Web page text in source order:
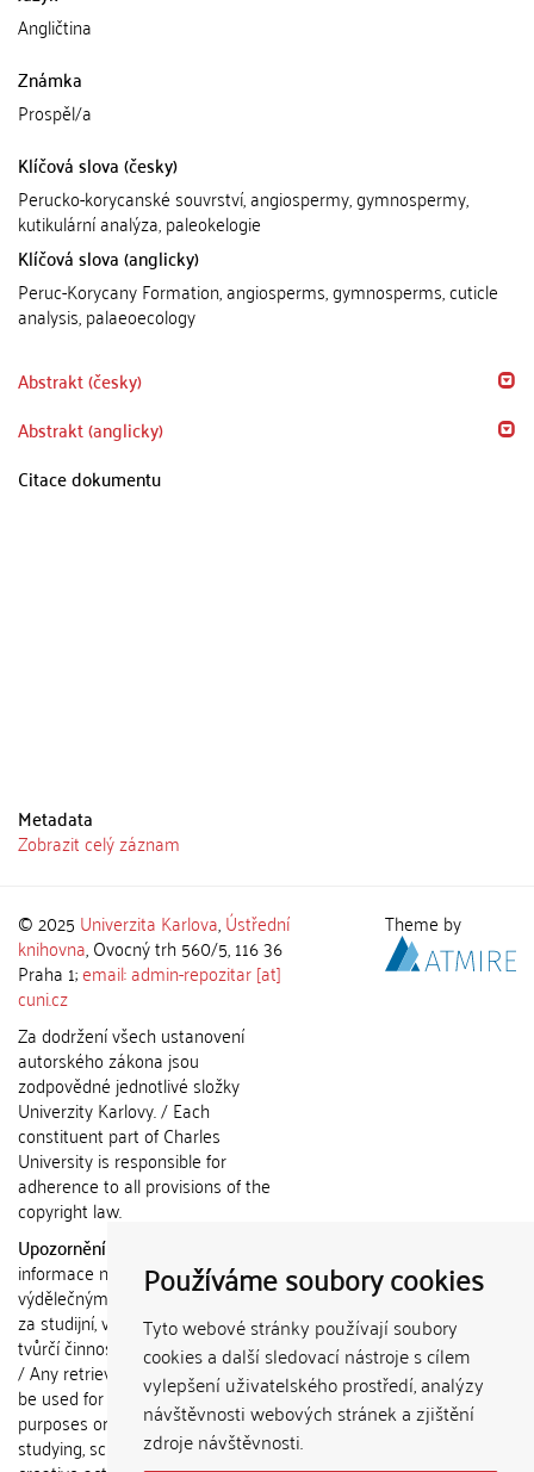
Používáme soubory cookies
Tyto webové stránky používají soubory
cookies a další sledovací nástroje s cílem
vylepšení uživatelského prostředí, analýzy
návštěvnosti webových stránek a zjištění
zdroje návštěvnosti.
Angličtina
Známka
Prospěl/a
Klíčová slova (česky)
Perucko-korycanské souvrství, angiospermy, gymnospermy,
kutikulární analýza, paleokelogie
Klíčová slova (anglicky)
Peruc-Korycany Formation, angiosperms, gymnosperms, cuticle
analysis, palaeoecology
Abstrakt (česky)
Abstrakt (anglicky)
Citace dokumentu
Metadata
Zobrazit celý záznam
© 2025 Univerzita Karlova,Ústřední
knihovna, Ovocný trh 560/5, 116 36
Praha 1;email: admin-repozitar [at]
cuni.cz
Za dodržení všech ustanovení
autorského zákona jsou
zodpovědné jednotlivé složky
Univerzity Karlovy. / Each
constituent part of Charles
University is responsible for
adherence to all provisions of the
copyright law.
Upozornění / Notice:
informace nemohou být použity k
výdělečným účelům nebo vydávány
za studijní, vědeckou nebo jinou
tvůrčí činnost jiné osoby než autora.
/ Any retrieved information shall not
be used for any commercial
purposes or claimed as results of
studying, scientific or any other
Theme by